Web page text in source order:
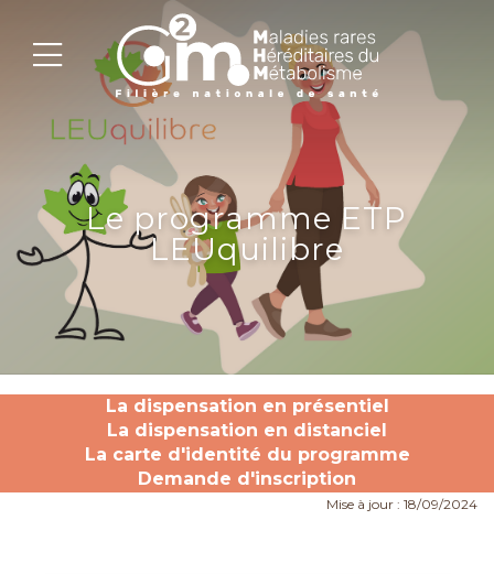
Le programme ETP
LEUquilibre
La dispensation en présentiel
La dispensation en distanciel
La carte d'identité du programme
Demande d'inscription
Mise à jour : 18/09/2024